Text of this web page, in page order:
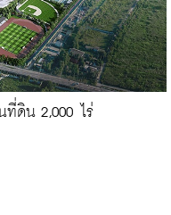
ที่ดิน 2,000 ไร่